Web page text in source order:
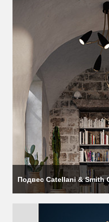
Подвес Catellani & Smith